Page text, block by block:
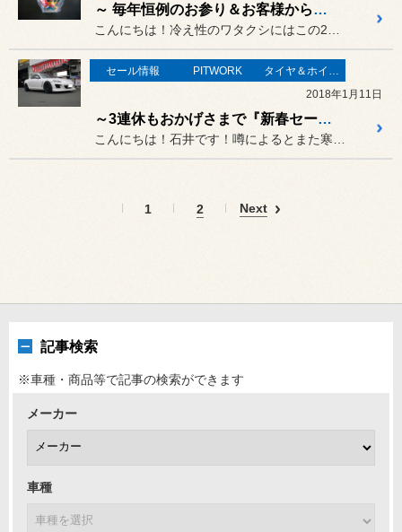
～ 毎年恒例のお参り＆お客様からの嬉しい差し入れです(^0^) ～
セール情報 PITWORK
タイヤ＆ホイール
2018年1月11日
～3連休もおかげさまで『新春セール』大盛り上がりでした！！本日はタイヤ・ホイール交換です！～
1 2 Next
記事検索
※車種・商品等で記事の検索ができます
メーカー
車種